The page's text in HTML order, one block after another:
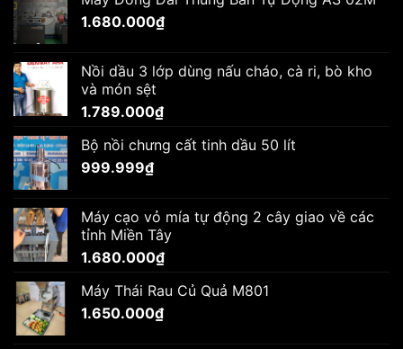
1.680.000₫
Nồi dầu 3 lớp dùng nấu cháo, cà ri, bò kho
và món sệt
1.789.000₫
Bộ nồi chưng cất tinh dầu 50 lít
999.999₫
Máy cạo vỏ mía tự động 2 cây giao về các
tỉnh Miền Tây
1.680.000₫
Máy Thái Rau Củ Quả M801
1.650.000₫